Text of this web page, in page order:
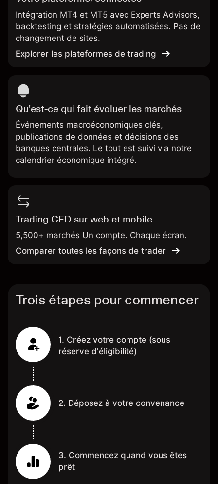
Intégration MT4 et MT5 avec Experts Advisors,
backtesting et stratégies automatisées. Pas de
changement de sites.
Explorer les plateformes de trading
Qu'est-ce qui fait évoluer les marchés
Événements macroéconomiques clés,
publications de données et décisions des
banques centrales. Le tout est suivi via notre
calendrier économique intégré.
Trading CFD sur web et mobile
5,500+ marchés Un compte. Chaque écran.
Comparer toutes les façons de trader
Trois étapes pour commencer
1. Créez votre compte (sous
réserve d'éligibilité)
2. Déposez à votre convenance
3. Commencez quand vous êtes
prêt